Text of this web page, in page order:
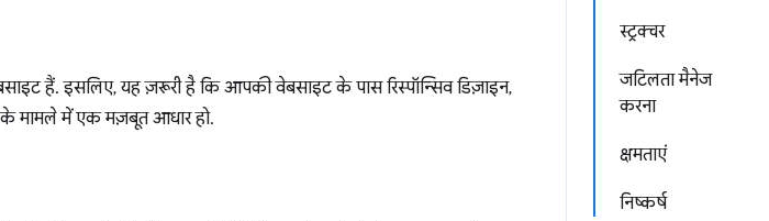
स्ट्रक्चर
जटिलता मैनेज
करना
क्षमताएं
निष्कर्ष
हैं. इसलिए, यह ज़रूरी है कि आपकी वेबसाइट के पास रिस्पॉन्सिव डिज़ाइन,
मामले में एक मज़बूत आधार हो.